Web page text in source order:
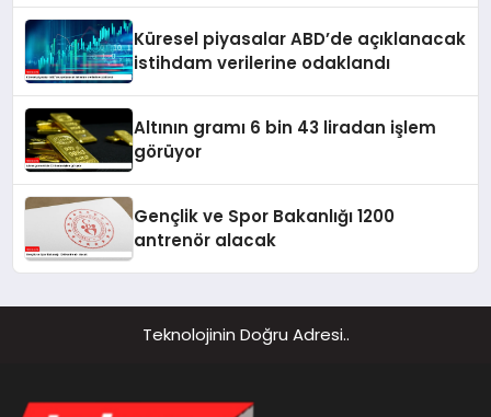
Küresel piyasalar ABD’de açıklanacak
istihdam verilerine odaklandı
Altının gramı 6 bin 43 liradan işlem
görüyor
Gençlik ve Spor Bakanlığı 1200
antrenör alacak
Teknolojinin Doğru Adresi..